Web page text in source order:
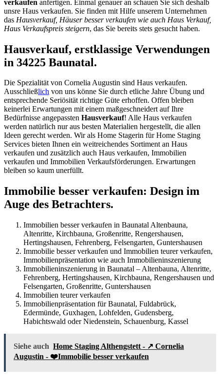
verkaufen anfertigen. Einmal genauer an schauen Sie sich deshalb
unsre Haus verkaufen. Sie finden mit Hilfe unserem Unternehmen
das Hausverkauf, Häuser besser verkaufen wie auch Haus Verkauf,
Haus Verkaufspreis steigern, das Sie bereits stets gesucht haben.
Hausverkauf, erstklassige Verwendungen
in 34225 Baunatal.
Die Spezialität von Cornelia Augustin sind Haus verkaufen.
Ausschließlich von uns könne Sie durch etliche Jahre Übung und
entsprechende Seriösität richtige Güte erhoffen. Offen bleiben
keinerlei Erwartungen mit einem maßgeschneidert auf Ihre
Bedürfnisse angepassten Hausverkauf! Alle Haus verkaufen
werden natürlich nur aus besten Materialien hergestellt, die allen
Ideen gerecht werden. Wir als Home Stagerin für Home Staging
Services bieten Ihnen ein weitreichendes Sortiment an Haus
verkaufen und zusätzlich auch Haus verkaufen, Immobilien
verkaufen und Immobilien Verkaufsförderungen. Erwartungen
bleiben so kaum unerfüllt.
Immobilie besser verkaufen: Design im
Auge des Betrachters.
Immobilien besser verkaufen in Baunatal Altenbauna,
Altenritte, Kirchbauna, Großenritte, Rengershausen,
Hertingshausen, Fehrenberg, Felsengarten, Guntershausen
Immobilie besser verkaufen und Immobilien teurer verkaufen,
Immobilienpräsentation wie auch Immobilieninszenierung
Immobilieninszenierung in Baunatal – Altenbauna, Altenritte,
Fehrenberg, Hertingshausen, Kirchbauna, Rengershausen und
Felsengarten, Großenritte, Guntershausen
Immobilien teurer verkaufen
Immobilienpräsentation für Baunatal, Fuldabrück,
Edermünde, Guxhagen, Lohfelden, Gudensberg,
Habichtswald oder Niedenstein, Schauenburg, Kassel
Siehe auch Home Staging Althengstett - ↗️ Cornelia
Augustin - ❤️Immobilie besser verkaufen